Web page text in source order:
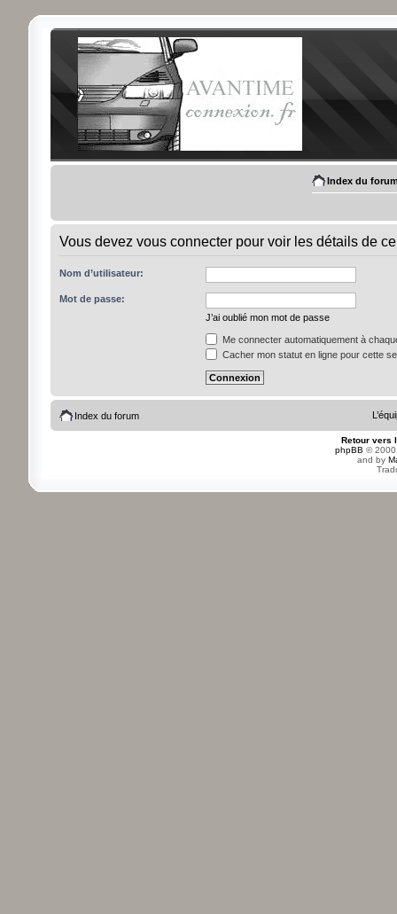
Index du
Vous devez vous connecter pour voir les détails de
Nom d’utilisateur:
Mot de passe:
J’ai oublié mon mot de passe
Me connecter automatiquement à
Cacher mon statut en ligne pour cette
Index du forum
Retour vers
phpBB ©
and by